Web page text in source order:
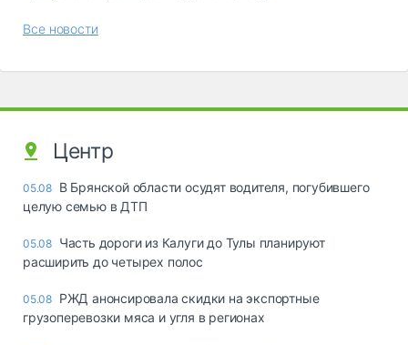
Все новости
Центр
05.08 В Брянской области осудят водителя, погубившего
целую семью в ДТП
05.08 Часть дороги из Калуги до Тулы планируют
расширить до четырех полос
05.08 РЖД анонсировала скидки на экспортные
грузоперевозки мяса и угля в регионах